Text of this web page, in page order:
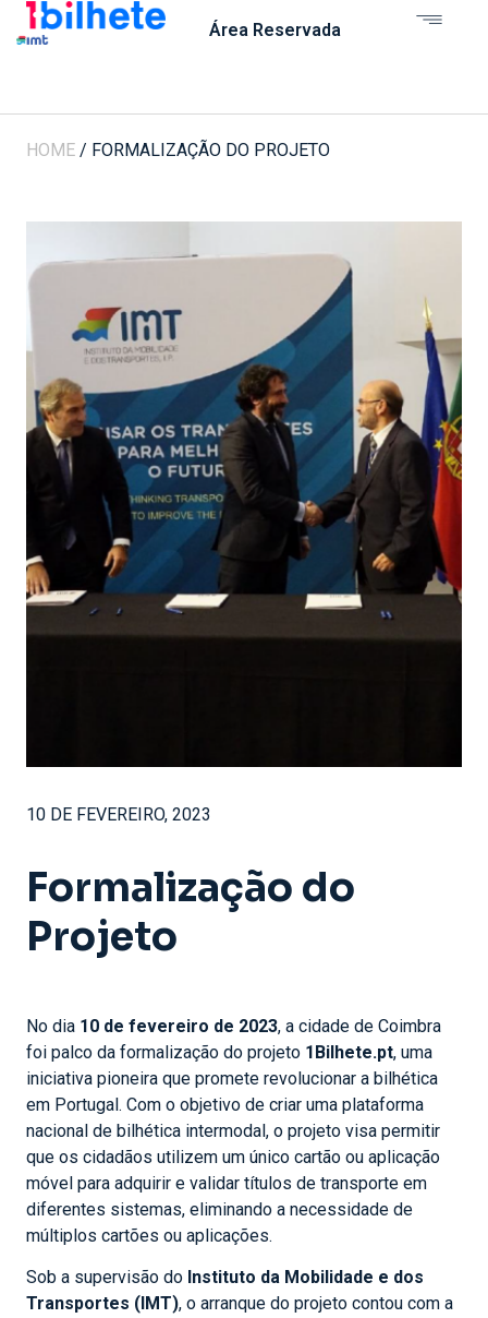
Área Reservada
HOME / FORMALIZAÇÃO DO PROJETO
10 DE FEVEREIRO, 2023
Formalização do
Projeto
No dia 10 de fevereiro de 2023, a cidade de Coimbra
foi palco da formalização do projeto 1Bilhete.pt, uma
iniciativa pioneira que promete revolucionar a bilhética
em Portugal. Com o objetivo de criar uma plataforma
nacional de bilhética intermodal, o projeto visa permitir
que os cidadãos utilizem um único cartão ou aplicação
móvel para adquirir e validar títulos de transporte em
diferentes sistemas, eliminando a necessidade de
múltiplos cartões ou aplicações.
Sob a supervisão do Instituto da Mobilidade e dos
Transportes (IMT), o arranque do projeto contou com a